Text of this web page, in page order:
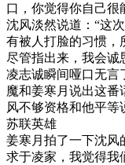
口，你觉得你自己很
沈风淡然说道：“这
有被人打脸的习惯，
尽管指出来，我会诚
凌志诚瞬间哑口无言
魔和姜寒月说出这番
风不够资格和他平等
苏联英雄
姜寒月拍了一下沈风
求于凌家，我觉得我